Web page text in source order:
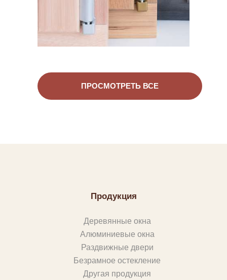
ПРОСМОТРЕТЬ ВСЕ
Продукция
Деревянные окна
Алюминиевые окна
Раздвижные двери
Безрамное остекление
Другая продукция